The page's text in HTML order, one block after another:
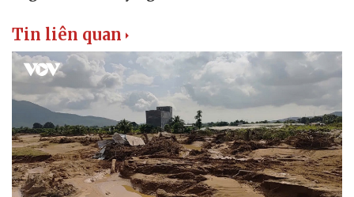
Tin liên quan